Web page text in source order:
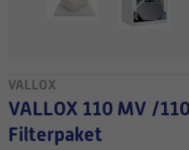
VALLOX
VALLOX 110 MV /110 SE
Filterpaket